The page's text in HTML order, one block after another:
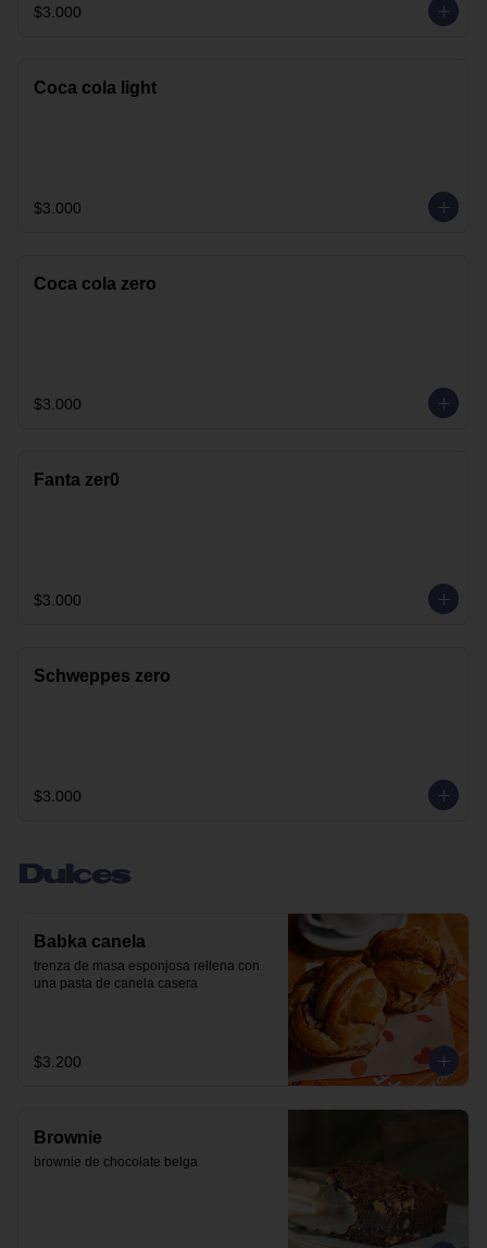
$3.000
Coca cola light
$3.000
Coca cola zero
$3.000
Fanta zer0
$3.000
Schweppes zero
$3.000
Dulces
Babka canela
trenza de masa esponjosa rellena con
una pasta de canela casera
$3.200
Brownie
brownie de chocolate belga